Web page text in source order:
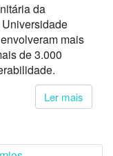
da
mais
de 3.000
Ler mais